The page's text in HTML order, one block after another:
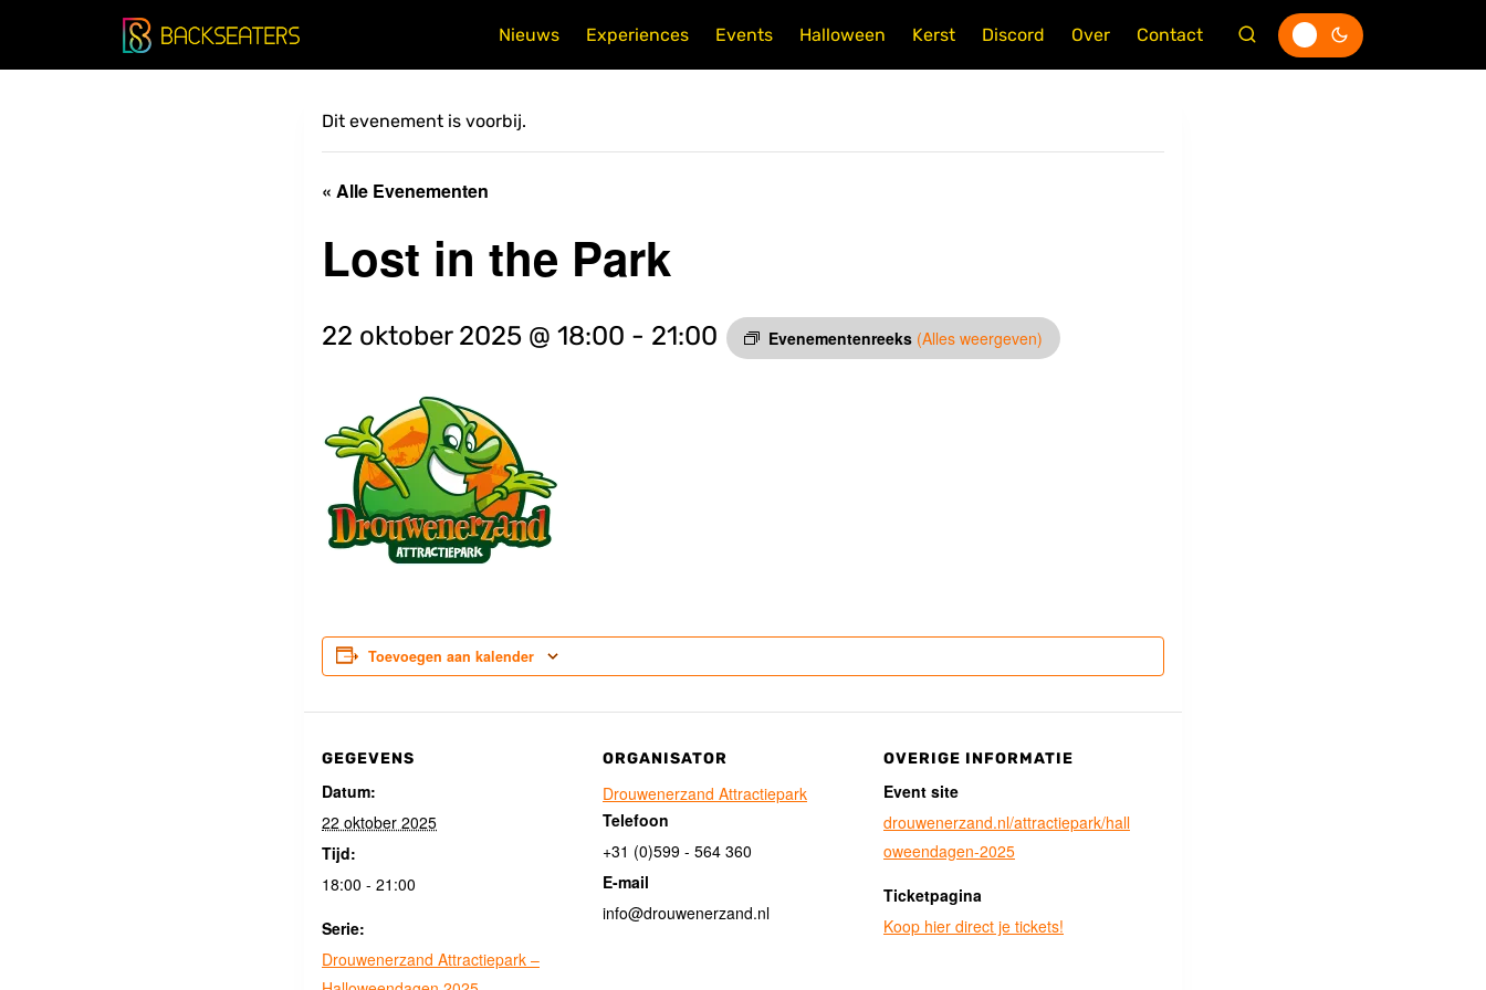
Nieuws Experiences Events Halloween Kerst Discord Over Contact
Dit evenement is voorbij.
« Alle Evenementen
Lost in the Park
22 oktober 2025 @ 18:00 - 21:00 Evenementenreeks (Alles weergeven)
Toevoegen aan kalender
GEGEVENS
Datum:
22 oktober 2025
Tijd:
18:00 - 21:00
Serie:
Drouwenerzand Attractiepark –
ORGANISATOR
Drouwenerzand Attractiepark
Telefoon
+31 (0)599 - 564 360
E-mail
info@drouwenerzand.nl
OVERIGE INFORMATIE
Event site
drouwenerzand.nl/attractiepark/hall
oweendagen-2025
Ticketpagina
Koop hier direct je tickets!